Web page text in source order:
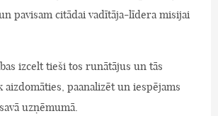
pavisam citādai vadītāja-līdera misijai
izcelt tieši tos runātājus un tās
aizdomāties, paanalizēt un iespējams
uzņēmumā.